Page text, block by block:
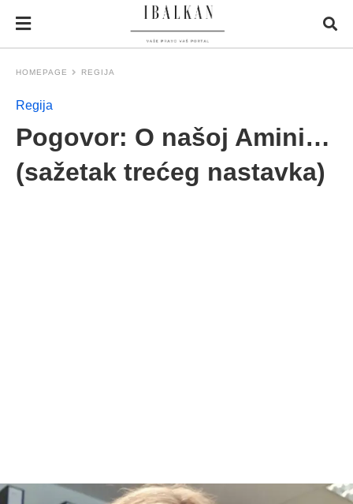
HOMEPAGE REGIJA
Regija
Pogovor: O našoj Amini…
(sažetak trećeg nastavka)